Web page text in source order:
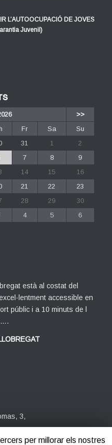
L’AUTOOCUPACIÓ DE JOVES
Juvenil)
>>
Fr Sa
Su
31 1
2
7 8
9
14 15
16
21 22
23
28 29
30
4 5 6
està al costat del
accessible en
públic i a 10 minuts de l
3,
per millorar els nostres